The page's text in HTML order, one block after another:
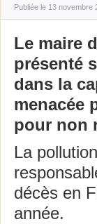
Publiée le 13 novembre
Le maire
présenté
dans la
menacée
pour non
La
décès en
année.